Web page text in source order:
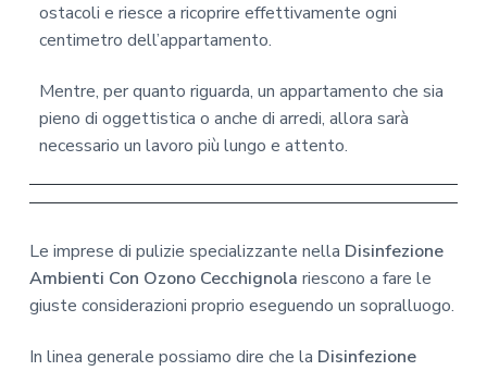
ostacoli e riesce a ricoprire effettivamente ogni
centimetro dell’appartamento.
Mentre, per quanto riguarda, un appartamento che sia
pieno di oggettistica o anche di arredi, allora sarà
necessario un lavoro più lungo e attento.
Le imprese di pulizie specializzante nella Disinfezione
Ambienti Con Ozono Cecchignola riescono a fare le
giuste considerazioni proprio eseguendo un sopralluogo.
In linea generale possiamo dire che la Disinfezione